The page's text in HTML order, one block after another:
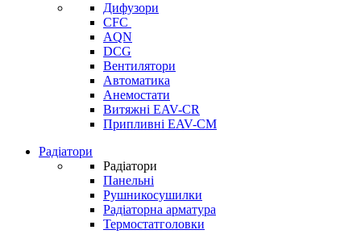
Дифузори
CFC
AQN
DCG
Вентилятори
Автоматика
Анемостати
Витяжні EAV-CR
Припливні EAV-CM
Радіатори
Радіатори
Панельні
Рушникосушилки
Радіаторна арматура
Термостатголовки